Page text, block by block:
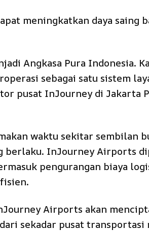
meningkatkan daya saing
Angkasa Pura Indonesia.
sebagai satu sistem
pusat InJourney di Jakarta
waktu sekitar sembilan
berlaku. InJourney Airports
pengurangan biaya
Airports akan
sekadar pusat transportasi